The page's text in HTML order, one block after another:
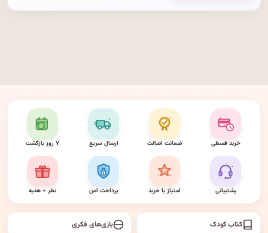
خرید قسطی ضمانت اصالت ارسال سریع ۷ روز بازگشت
پشتیبانی امتیاز با خرید پرداخت امن نظر + هدیه
کتاب کودک بازی‌های فکری